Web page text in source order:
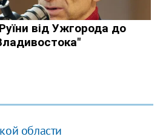
области